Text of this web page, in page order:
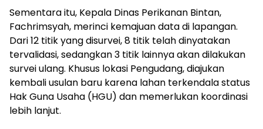
Sementara itu, Kepala Dinas Perikanan Bintan,
Fachrimsyah, merinci kemajuan data di lapangan.
Dari 12 titik yang disurvei, 8 titik telah dinyatakan
tervalidasi, sedangkan 3 titik lainnya akan dilakukan
survei ulang. Khusus lokasi Pengudang, diajukan
kembali usulan baru karena lahan terkendala status
Hak Guna Usaha (HGU) dan memerlukan koordinasi
lebih lanjut.